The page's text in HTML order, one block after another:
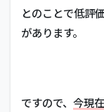
とのことで低評
があります。
ですので、 今現